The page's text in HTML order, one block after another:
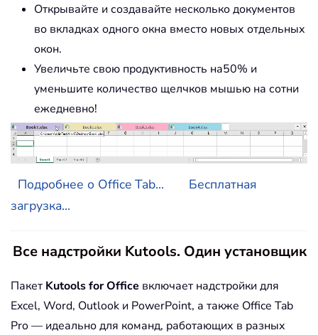
Открывайте и создавайте несколько документов
во вкладках одного окна вместо новых отдельных
окон.
Увеличьте свою продуктивность на50% и
уменьшите количество щелчков мышью на сотни
ежедневно!
Подробнее о Office Tab...
Бесплатная
загрузка...
Все надстройки Kutools. Один установщик
Пакет Kutools for Office включает надстройки для
Excel, Word, Outlook и PowerPoint, а также Office Tab
Pro — идеально для команд, работающих в разных